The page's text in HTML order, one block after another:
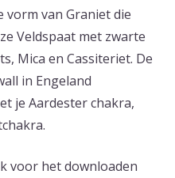
vorm van Graniet die
Veldspaat met zwarte
Mica en Cassiteriet. De
in Engeland
je Aardester chakra,
voor het downloaden